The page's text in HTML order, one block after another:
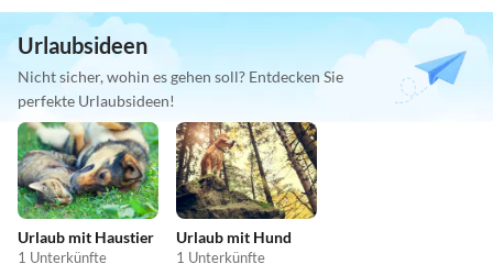
Urlaubsideen
Nicht sicher, wohin es gehen soll? Entdecken Sie
perfekte Urlaubsideen!
Urlaub mit Haustier
1 Unterkünfte
Urlaub mit Hund
1 Unterkünfte